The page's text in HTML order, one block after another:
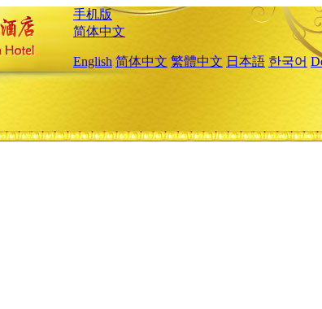
手机版
简体中文
English 简体中文 繁體中文 日本語 한국어